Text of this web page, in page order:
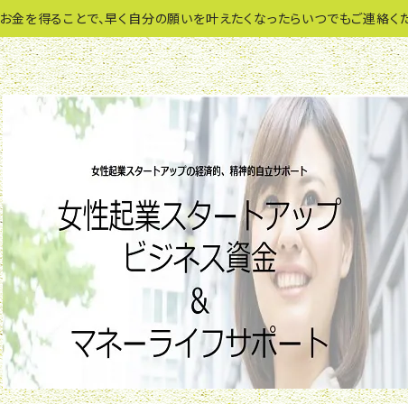
お金を得ることで、早く自分の願いを叶えたくなったらいつでもご連絡く